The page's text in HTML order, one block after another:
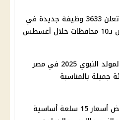
وزارة العمل تعلن 3633 وظيفة جديدة في
القطاع الخاص بـ10 محافظات خلال أغسطس
موعد إجازة المولد النبوي 2025 في مصر
جميلة بالمناسبة
التموين تخفّض أسعار 15 سلعة أساسية